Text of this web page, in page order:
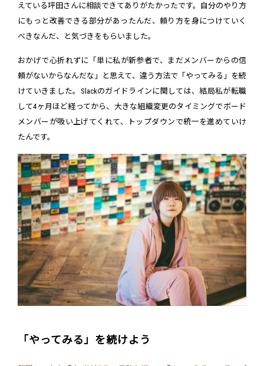
えている坪田さんに相談できてありがたかったです。自分のやり方
にもっと改善できる部分があったんだ、頼り方を身につけていく
べきなんだ、と気づきをもらいました。
おかげで心折れずに「単に私が新参者で、まだメンバーからの信
頼がないからなんだな」と思えて、違う方法で「やってみる」を続
けていきました。Slackのガイドラインに関しては、結局私が転職
して4ヶ月ほど経ってから、大きな組織変更のタイミングでボード
メンバーが吸い上げてくれて、トップダウンで統一を進めていけ
たんです。
「やってみる」を続けよう